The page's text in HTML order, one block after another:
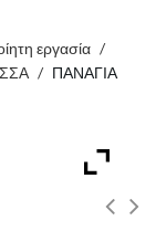
εργασία /
/ ΠΑΝΑΓΙΑ